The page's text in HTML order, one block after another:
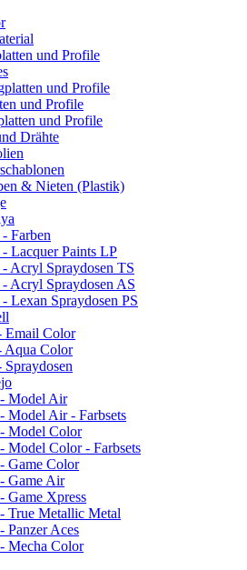
und Profile
und Profile
und Profile
und Profile
Drähte
& Nieten (Plastik)
Farben
Lacquer Paints LP
Acryl Spraydosen TS
Acryl Spraydosen AS
Lexan Spraydosen PS
Email Color
Aqua Color
Spraydosen
Model Air
Model Air - Farbsets
Model Color
Model Color - Farbsets
Game Color
Game Air
Game Xpress
True Metallic Metal
Panzer Aces
Mecha Color